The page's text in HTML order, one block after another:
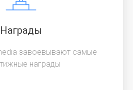
Награды
завоевывают самые
награды